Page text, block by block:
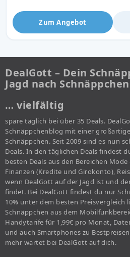
Zum Angebot
DealGott – Dein
Jagd nach
… vielfältig
spare täglich bei über 35 Deals.
Schnäppchenblog mit einer
Schnäppchen. Seit 2009 sind es nun
Deals. In den täglichen Deals findest
besten Deals aus den Bereichen
Finanzen (Kredite und Girokonto),
wenn DealGott auf der Jagd ist und
findet. Bei DealGott findest du nur
10% unter dem besten Preisvergleich
Schnäppchen aus dem
Handytarife für 1,99€ pro Monat,
und auch Smartphones zu
mehr wartet bei DealGott auf dich.